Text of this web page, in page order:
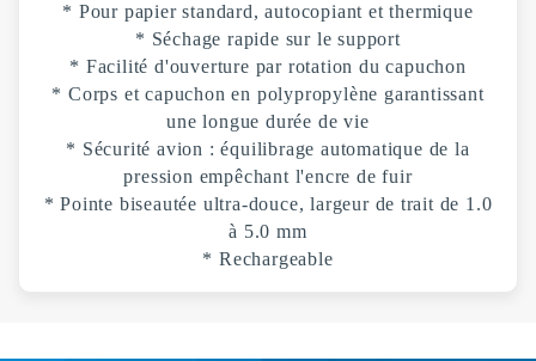
* Pour papier standard, autocopiant et thermique
* Séchage rapide sur le support
* Facilité d'ouverture par rotation du capuchon
* Corps et capuchon en polypropylène garantissant
une longue durée de vie
* Sécurité avion : équilibrage automatique de la
pression empêchant l'encre de fuir
* Pointe biseautée ultra-douce, largeur de trait de 1.0
à 5.0 mm
* Rechargeable